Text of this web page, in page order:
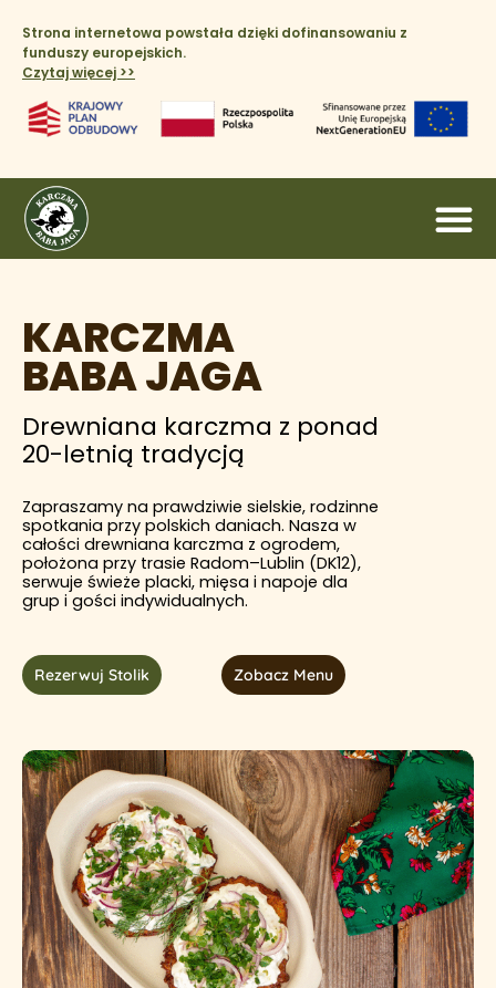
Strona internetowa powstała dzięki dofinansowaniu z
funduszy europejskich.
Czytaj więcej >>​
KARCZMA
BABA JAGA
Drewniana karczma z ponad
20-letnią tradycją
Zapraszamy na prawdziwie sielskie, rodzinne
spotkania przy polskich daniach. Nasza w
całości drewniana karczma z ogrodem,
położona przy trasie Radom–Lublin (DK12),
serwuje świeże placki, mięsa i napoje dla
grup i gości indywidualnych.
Rezerwuj Stolik Zobacz Menu